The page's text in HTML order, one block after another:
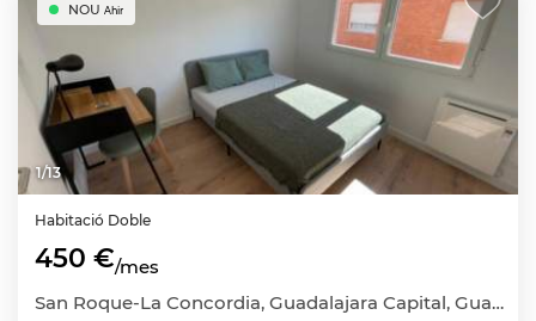
1/13
NOU Ahir
Habitació Doble
450 €/mes
San Roque-La Concordia, Guadalajara Capital, Guadalajara